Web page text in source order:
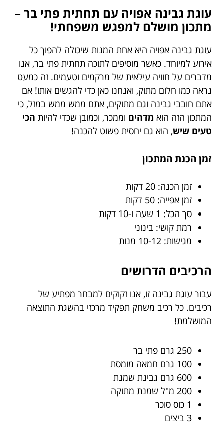
עוגת גבינה אפויה עם תחתית פתי בר –
מתכון מושלם למפגש משפחתי!
עוגת גבינה אפויה היא אחת המנות שיכולה להפוך כל
אירוע למיוחד. כאשר מוסיפים לתוכה תחתית פתי בר, אנו
מדברים על חוויה עילאית של מרקמים וטעמים. זה כמעט
נראה כמו חלום מתוק, ואנחנו כאן כדי להגשים אותו! אם
אתם חובבי גבינה וגם מתוקים, אתם ממש ממש במזל, כי
המתכון הזה הוא מדהים וממכר, וכמובן שכדי להיות הכי
טעים שיש, הוא גם יחסית פשוט להכנה!
זמן הכנת המתכון
זמן הכנה: 20 דקות
זמן אפייה: 50 דקות
סך הכל: 1 שעה ו-10 דקות
רמת קושי: בינוני
מגישות: 10-12 מנות
הרכיבים הדרושים
עבור עוגת גבינה זו, אנו זקוקים למבחר מפתיע של
רכיבים. כל רכיב משחק תפקיד מרכזי בהשגת התוצאה
המושלמת!
250 גרם פתי בר
100 גרם חמאה מומסת
600 גרם גבינת שמנת
200 מ"ל שמנת מתוקה
1 כוס סוכר
3 ביצים